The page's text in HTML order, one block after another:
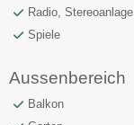
Radio, Stereoanlage
Spiele
Aussenbereich
Balkon